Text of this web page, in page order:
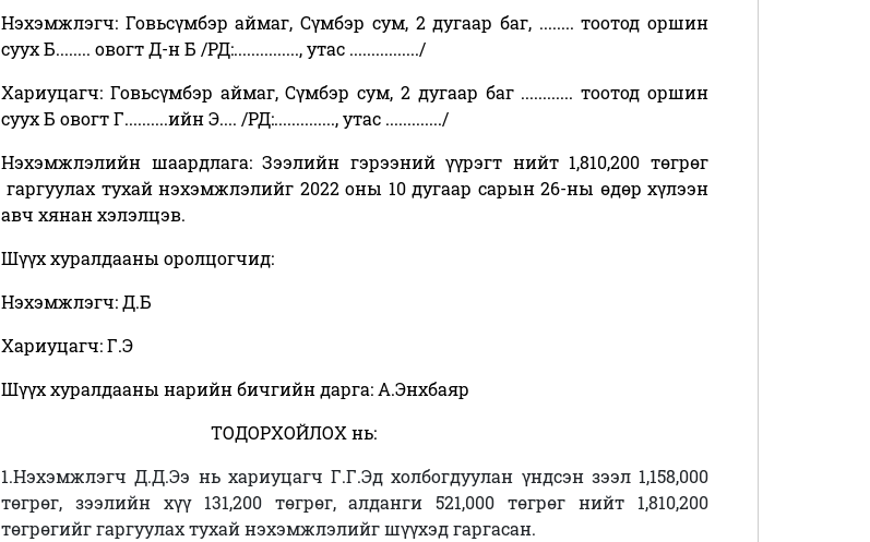
Нэхэмжлэгч: Говьсүмбэр аймаг, Сүмбэр сум, 2 дугаар баг, ........ тоотод оршин
суух Б........ овогт Д-н Б /РД:..............., утас ................/
Хариуцагч: Говьсүмбэр аймаг, Сүмбэр сум, 2 дугаар баг ............ тоотод оршин
суух Б овогт Г..........ийн Э.... /РД:.............., утас ............./
Нэхэмжлэлийн шаардлага: Зээлийн гэрээний үүрэгт нийт 1,810,200 төгрөг
гаргуулах тухай нэхэмжлэлийг 2022 оны 10 дугаар сарын 26-ны өдөр хүлээн
авч хянан хэлэлцэв.
Шүүх хуралдааны оролцогчид:
Нэхэмжлэгч: Д.Б
Хариуцагч: Г.Э
Шүүх хуралдааны нарийн бичгийн дарга: А.Энхбаяр
ТОДОРХОЙЛОХ нь:
1.Нэхэмжлэгч Д.Д.Ээ нь хариуцагч Г.Г.Эд холбогдуулан үндсэн зээл 1,158,000
төгрөг, зээлийн хүү 131,200 төгрөг, алданги 521,000 төгрөг нийт 1,810,200
төгрөгийг гаргуулах тухай нэхэмжлэлийг шүүхэд гаргасан.